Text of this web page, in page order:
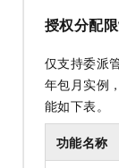
授权分配
仅支持委派
年包月实例
能如下表。
功能名称